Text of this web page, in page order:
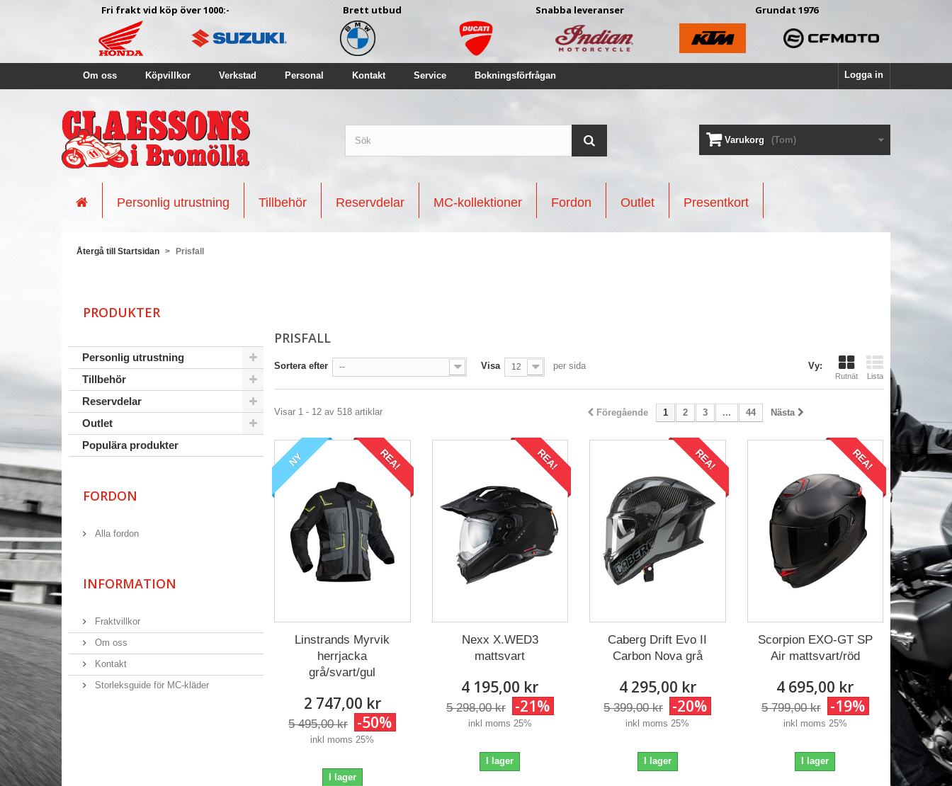
Fri frakt vid köp över 1000:- Brett utbud Snabba leveranser Grundat 1976
Logga in
Om oss Köpvillkor Verkstad Personal Kontakt Service Bokningsförfrågan
Varukorg (Tom)
Personlig utrustning Tillbehör Reservdelar MC-kollektioner Fordon Outlet Presentkort
Återgå till Startsidan > Prisfall
PRODUKTER
Personlig utrustning
Tillbehör
Reservdelar
Outlet
Populära produkter
FORDON
Alla fordon
INFORMATION
Fraktvillkor
Om oss
Kontakt
Storleksguide för MC-kläder
PRISFALL
Vy:
Rutnät Lista
Sortera efter -- Visa 12 per sida
Föregående 1 2 3 ... 44 Nästa
Visar 1 - 12 av 518 artiklar
NY REA!
Linstrands Myrvik
herrjacka
grå/svart/gul
2 747,00 kr
5 495,00 kr -50%
inkl moms 25%
I lager
REA!
Nexx X.WED3
mattsvart
4 195,00 kr
5 298,00 kr -21%
inkl moms 25%
I lager
REA!
Caberg Drift Evo II
Carbon Nova grå
4 295,00 kr
5 399,00 kr -20%
inkl moms 25%
I lager
REA!
Scorpion EXO-GT SP
Air mattsvart/röd
4 695,00 kr
5 799,00 kr -19%
inkl moms 25%
I lager